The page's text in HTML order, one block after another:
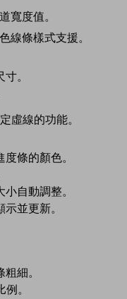
寬度值。
線條樣式支援。
。
虛線的功能。
條的顏色。
自動調整。
並更新。
細。
。